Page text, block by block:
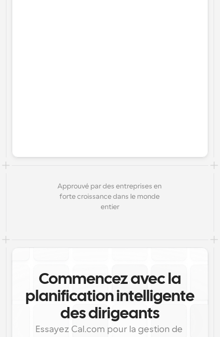
Approuvé par des entreprises en
forte croissance dans le monde
entier
Commencez avec la
planification intelligente
des dirigeants
Essayez Cal.com pour la gestion de